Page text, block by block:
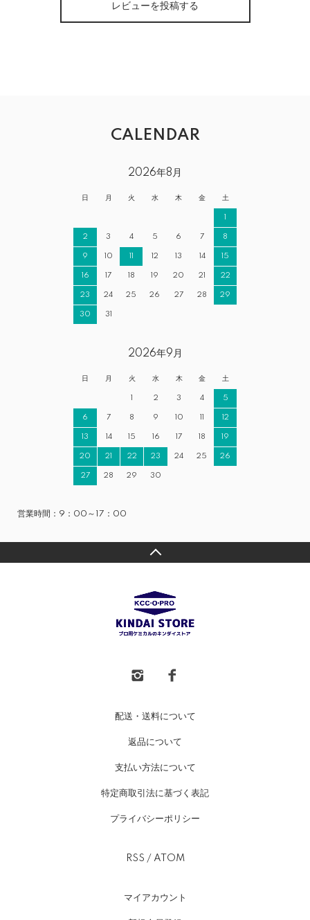
レビューを投稿する
CALENDAR
2026年8月
日 月 火 水 木 金 土
1
2 3 4 5 6 7 8
9 10 11 12 13 14 15
16 17 18 19 20 21 22
23 24 25 26 27 28 29
30 31
2026年9月
日 月 火 水 木 金 土
1 2 3 4 5
6 7 8 9 10 11 12
13 14 15 16 17 18 19
20 21 22 23 24 25 26
27 28 29 30
営業時間：9：00～17：00
配送・送料について
返品について
支払い方法について
特定商取引法に基づく表記
プライバシーポリシー
RSS / ATOM
マイアカウント